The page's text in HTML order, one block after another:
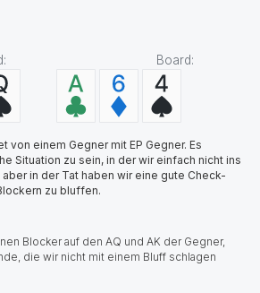
Hand: Board:
von einem Gegner mit EP Gegner. Es
Situation zu sein, in der wir einfach nicht ins
in der Tat haben wir eine gute Check-
zu bluffen.
Blocker auf den AQ und AK der Gegner,
die wir nicht mit einem Bluff schlagen